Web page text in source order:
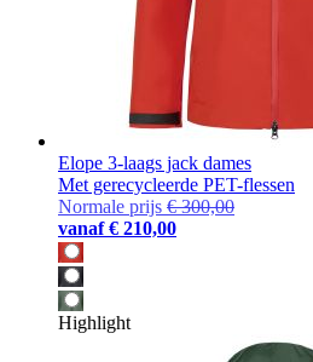
Elope 3-laags jack dames
Met gerecycleerde PET-flessen
Normale prijs € 300,00
vanaf € 210,00
Highlight